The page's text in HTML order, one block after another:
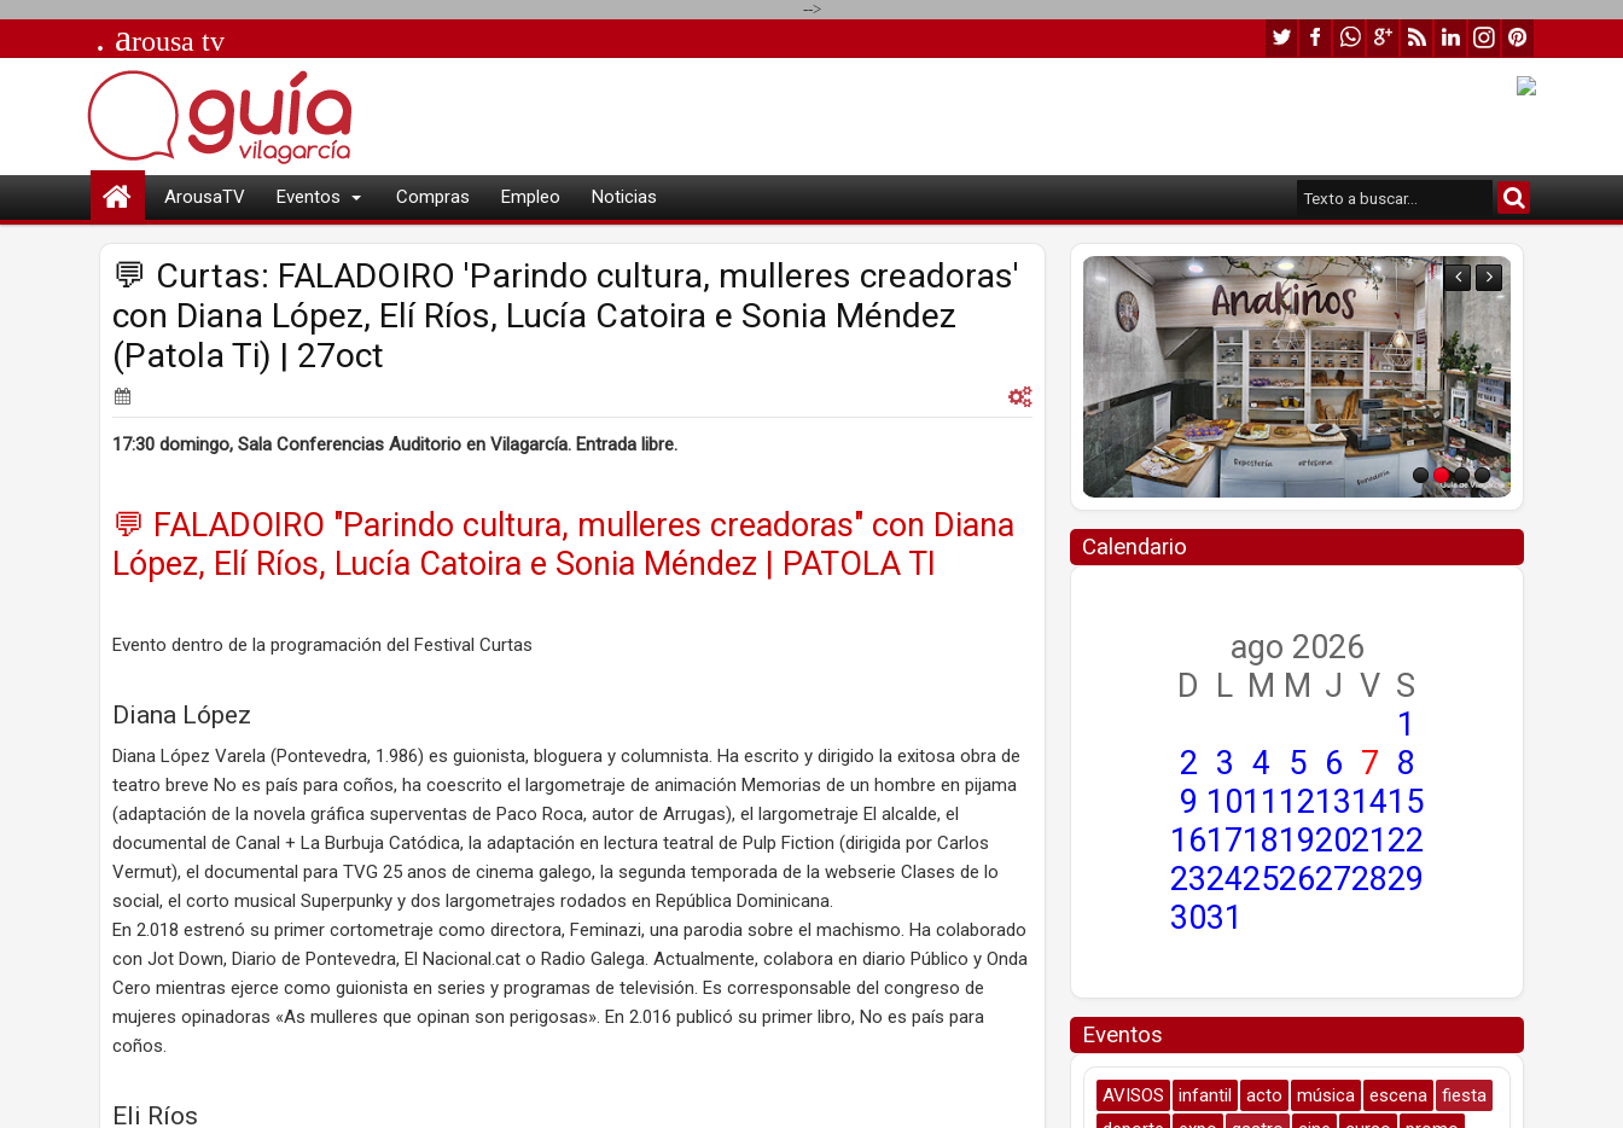
-->
. arousa tv
ArousaTV Eventos Compras Empleo Noticias
💬 Curtas: FALADOIRO 'Parindo cultura, mulleres creadoras'
con Diana López, Elí Ríos, Lucía Catoira e Sonia Méndez
(Patola Ti) | 27oct
17:30 domingo, Sala Conferencias Auditorio en Vilagarcía. Entrada libre.
💬 FALADOIRO "Parindo cultura, mulleres creadoras" con Diana
López, Elí Ríos, Lucía Catoira e Sonia Méndez | PATOLA TI
Evento dentro de la programación del Festival Curtas
Diana López
Diana López Varela (Pontevedra, 1.986) es guionista, bloguera y columnista. Ha escrito y dirigido la exitosa obra de
teatro breve No es país para coños, ha coescrito el largometraje de animación Memorias de un hombre en pijama
(adaptación de la novela gráfica superventas de Paco Roca, autor de Arrugas), el largometraje El alcalde, el
documental de Canal + La Burbuja Catódica, la adaptación en lectura teatral de Pulp Fiction (dirigida por Carlos
Vermut), el documental para TVG 25 anos de cinema galego, la segunda temporada de la webserie Clases de lo
social, el corto musical Superpunky y dos largometrajes rodados en República Dominicana.
En 2.018 estrenó su primer cortometraje como directora, Feminazi, una parodia sobre el machismo. Ha colaborado
con Jot Down, Diario de Pontevedra, El Nacional.cat o Radio Galega. Actualmente, colabora en diario Público y Onda
Cero mientras ejerce como guionista en series y programas de televisión. Es corresponsable del congreso de
mujeres opinadoras «As mulleres que opinan son perigosas». En 2.016 publicó su primer libro, No es país para
coños.
Eli Ríos
Calendario
ago 2026
D L M M J V S
1
2 3 4 5 6 7 8
9 1011 12131415
16171819202122
23242526272829
3031
Eventos
AVISOS infantil acto música escena
fiesta